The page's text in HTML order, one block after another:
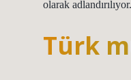
olarak adlandırılıyor.
Türk